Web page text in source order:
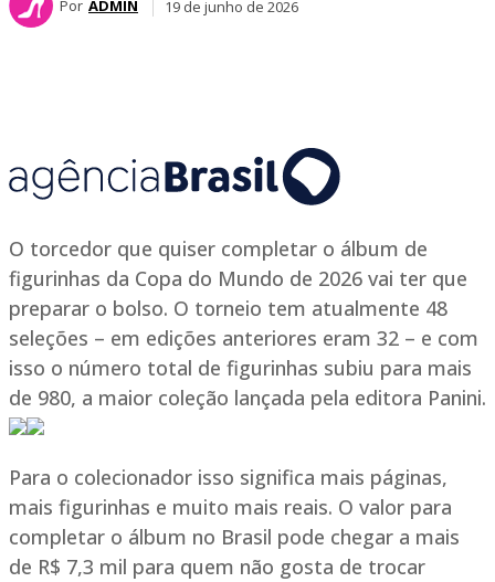
Por ADMIN 19 de junho de 2026
O torcedor que quiser completar o álbum de
figurinhas da Copa do Mundo de 2026 vai ter que
preparar o bolso. O torneio tem atualmente 48
seleções – em edições anteriores eram 32 – e com
isso o número total de figurinhas subiu para mais
de 980, a maior coleção lançada pela editora Panini.
Para o colecionador isso significa mais páginas,
mais figurinhas e muito mais reais. O valor para
completar o álbum no Brasil pode chegar a mais
de R$ 7,3 mil para quem não gosta de trocar